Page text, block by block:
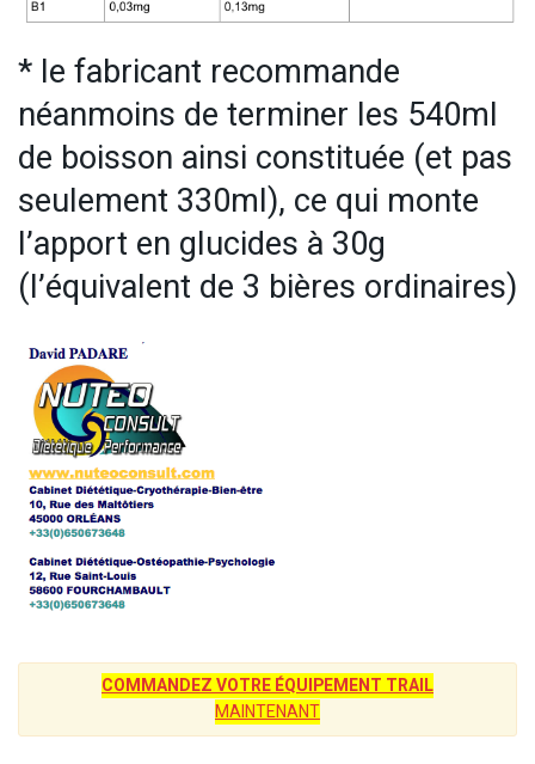
* le fabricant recommande
néanmoins de terminer les 540ml
de boisson ainsi constituée (et pas
seulement 330ml), ce qui monte
l’apport en glucides à 30g
(l’équivalent de 3 bières ordinaires)
COMMANDEZ VOTRE ÉQUIPEMENT TRAIL
MAINTENANT